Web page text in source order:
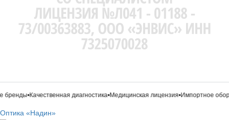
•Качественная диагностика•Медицинская лицензия•Импортное
Оптика «Надин»